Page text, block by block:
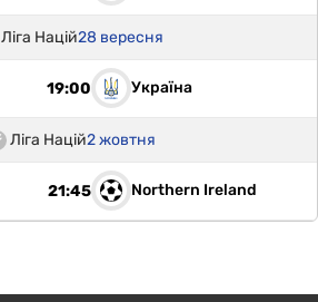
Ліга Націй28 вересня
19:00 Україна
Ліга Націй2 жовтня
21:45 Northern Ireland